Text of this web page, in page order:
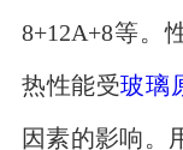
8+12A+8等。
热性能受玻璃
因素的影响。